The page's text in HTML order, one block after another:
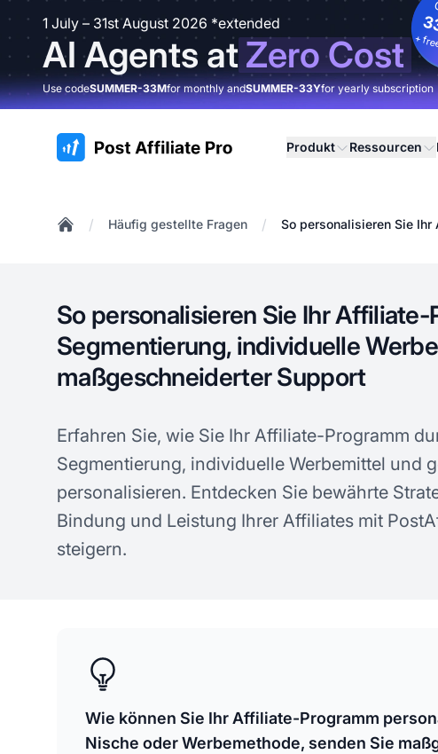
1 July – 31st August 2026 *extended
AI Agents atZero Cost +
Use codeSUMMER-33Mfor monthly andSUMMER-33Yfor yearly subscription
:site.title Produkt Ressourcen
/ Häufig gestellte Fragen / So personalisieren Sie
So personalisieren Sie Ihr Affiliate-
Segmentierung, individuelle
maßgeschneiderter Support
Erfahren Sie, wie Sie Ihr Affiliate-Programm
Segmentierung, individuelle Werbemittel und
personalisieren. Entdecken Sie bewährte
Bindung und Leistung Ihrer Affiliates mit
steigern.
Wie können Sie Ihr Affiliate-Programm
Nische oder Werbemethode, senden Sie